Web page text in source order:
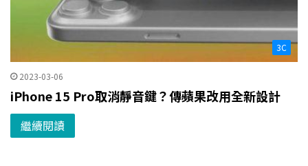
3C
2023-03-06
iPhone 15 Pro取消靜音鍵？傳蘋果改用全新設計
繼續閱讀